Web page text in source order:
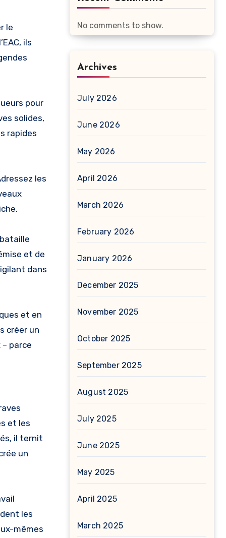
le
ils
pour
solides,
rapides
les
et de
dans
et en
créer un
parce
et les
il ternit
un
les
mêmes
No comments to show.
Archives
July 2026
June 2026
May 2026
April 2026
March 2026
February 2026
January 2026
December 2025
November 2025
October 2025
September 2025
August 2025
July 2025
June 2025
May 2025
April 2025
March 2025